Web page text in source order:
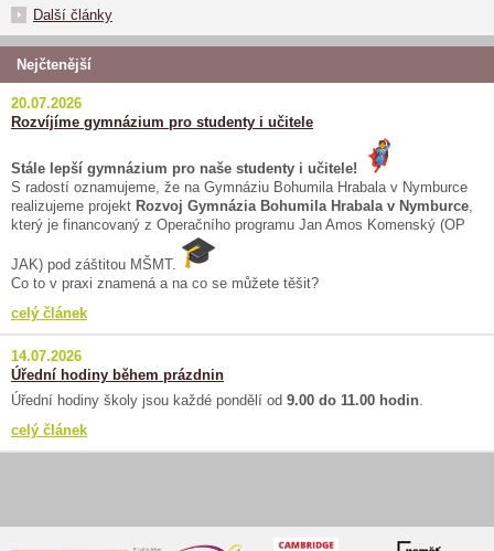
Další články
Nejčtenější
20.07.2026
Rozvíjíme gymnázium pro studenty i učitele
Stále lepší gymnázium pro naše studenty i učitele!
S radostí oznamujeme, že na Gymnáziu Bohumila Hrabala v Nymburce
realizujeme projekt Rozvoj Gymnázia Bohumila Hrabala v Nymburce,
který je financovaný z Operačního programu Jan Amos Komenský (OP
JAK) pod záštitou MŠMT.
Co to v praxi znamená a na co se můžete těšit?
celý článek
14.07.2026
Úřední hodiny během prázdnin
Úřední hodiny školy jsou každé pondělí od 9.00 do 11.00 hodin.
celý článek